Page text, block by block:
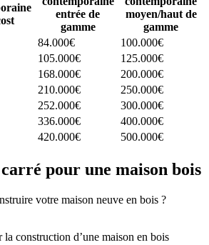
entrée de
gamme
moyen/haut de
gamme
84.000€
100.000€
105.000€
125.000€
168.000€
200.000€
210.000€
250.000€
252.000€
300.000€
336.000€
400.000€
420.000€ 500.000€
pour une maison bois
votre maison neuve en bois ?
construction d’une maison en bois